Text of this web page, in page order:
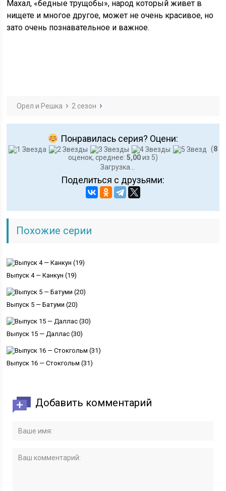
Махал, «бедные трущобы», народ который живет в
нищете и многое другое, может не очень красивое, но
зато очень познавательное и важное.
Орел и Решка 2 сезон
Понравилась серия? Оцени:
(8
оценок, среднее: 5,00из 5)
Загрузка...
Поделиться с друзьями:
Похожие серии
Выпуск 4 — Канкун (19)
Выпуск 5 — Батуми (20)
Выпуск 15 — Даллас (30)
Выпуск 16 — Стокгольм (31)
Добавить комментарий